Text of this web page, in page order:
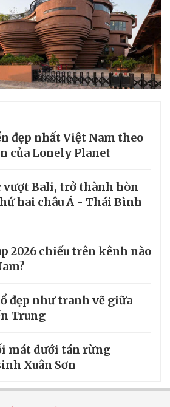
đẹp nhất Việt Nam theo
của Lonely Planet
vượt Bali, trở thành hòn
hai châu Á - Thái Bình
2026 chiếu trên kênh nào
đẹp như tranh vẽ giữa
Trung
mát dưới tán rừng
Xuân Sơn